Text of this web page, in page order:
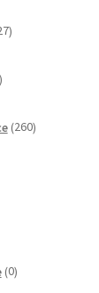
izdelkov
izdelkov
260izdelkov
0izdelkov